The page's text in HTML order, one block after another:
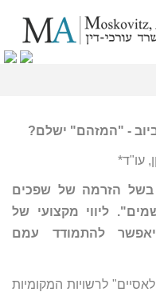
הביוב –
- "המזהם" ישלם?
עו"ד*
בשל הזרמה של שפכים
ליווי מקצועי של
יאפשר להתמודד עמם
לרשויות המקומיות